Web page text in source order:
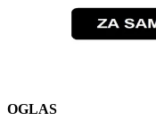
OGLAS